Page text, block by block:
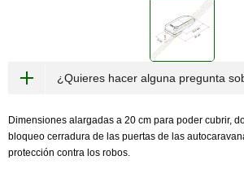
¿Quieres hacer alguna pregunta
Dimensiones alargadas a 20 cm para poder cubrir,
bloqueo cerradura de las puertas de las
protección contra los robos.